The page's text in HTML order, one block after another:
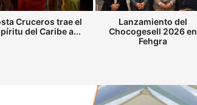
Cruceros trae el
del Caribe a...
Lanzamiento del
Chocogesell 2026 en
Fehgra